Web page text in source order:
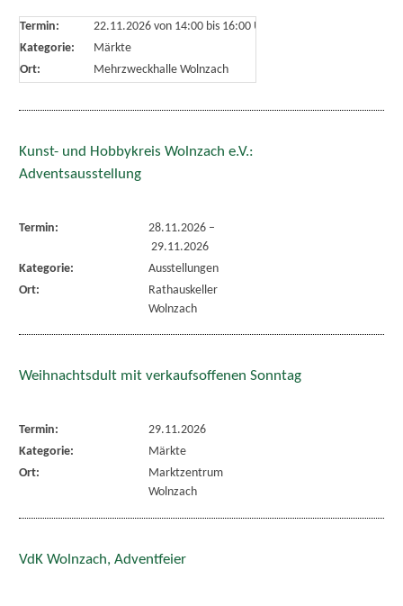
Termin: 22.11.2026 von 14:00bis 16:00 Uhr
Kategorie:
Märkte
Ort:
Mehrzweckhalle Wolnzach
Kunst- und Hobbykreis Wolnzach e.V.:
Adventsausstellung
Termin: 28.11.2026–
29.11.2026
Kategorie:
Ausstellungen
Ort:
Rathauskeller
Wolnzach
Weihnachtsdult mit verkaufsoffenen Sonntag
Termin:
29.11.2026
Kategorie:
Märkte
Ort:
Marktzentrum
Wolnzach
VdK Wolnzach, Adventfeier